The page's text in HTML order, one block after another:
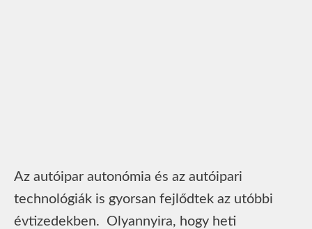
Az autóipar autonómia és az autóipari
technológiák is gyorsan fejlődtek az utóbbi
évtizedekben. Olyannyira, hogy heti